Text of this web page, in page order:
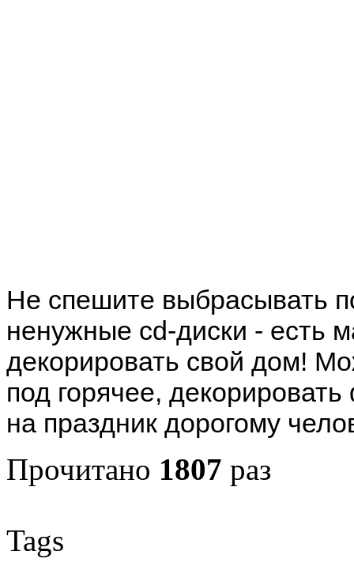
Не спешите выбрасывать
ненужные cd-диски - есть
декорировать свой дом!
под горячее,
на праздник дорогому
Прочитано 1807 раз
Tags